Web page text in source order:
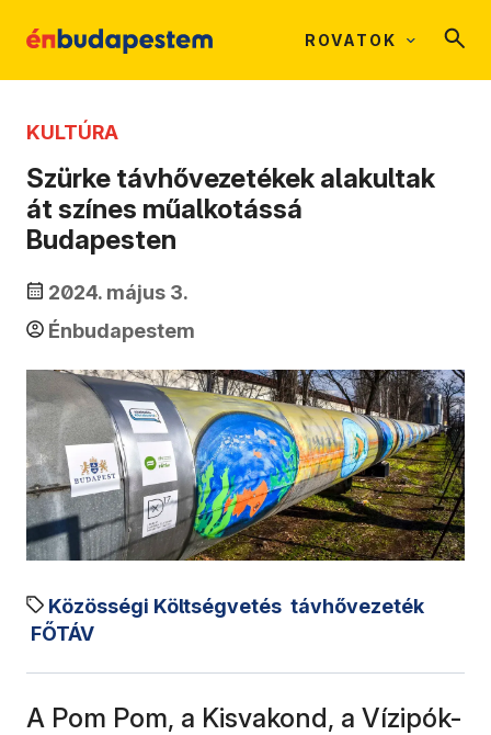
ROVATOK
KULTÚRA
Szürke távhővezetékek alakultak
át színes műalkotássá
Budapesten
2024. május 3.
Énbudapestem
Közösségi Költségvetés távhővezeték
FŐTÁV
A Pom Pom, a Kisvakond, a Vízipók-